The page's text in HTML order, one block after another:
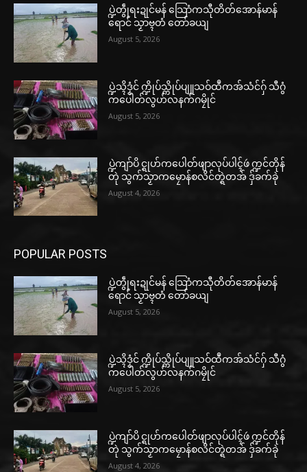
ပ္ဍဲတွဵုရးဍုင်မန် သြောံကသီုတိတ်အောန်မာန်
ရောင် သၟာဗ္ၚတံ တော်ခယျ
August 5, 2026
ပ္ဍဲသ္ၚိဒၟံင် က္ဍိုပ်သ္ကိုပ်ပျူသဝ်ထဳကအ်သံင်ဂှ် သီဂွံ
ကပေါတ်လွဟ်လနက်ဂမၠိုင်
August 5, 2026
ပ္ဍဲကျာ်ပိ င္ရုဟ်ကပေါတ်ဖျာလုပ်ပါၚ်ဖဴ က္ဍင်တိုန်
တုဲ သွက်သၟာကမၠောန်စလိင်တ္ရဲတအ် ဒှ်ခက်ခုဲ
August 4, 2026
POPULAR POSTS
ပ္ဍဲတွဵုရးဍုင်မန် သြောံကသီုတိတ်အောန်မာန်
ရောင် သၟာဗ္ၚတံ တော်ခယျ
August 5, 2026
ပ္ဍဲသ္ၚိဒၟံင် က္ဍိုပ်သ္ကိုပ်ပျူသဝ်ထဳကအ်သံင်ဂှ် သီဂွံ
ကပေါတ်လွဟ်လနက်ဂမၠိုင်
August 5, 2026
ပ္ဍဲကျာ်ပိ င္ရုဟ်ကပေါတ်ဖျာလုပ်ပါၚ်ဖဴ က္ဍင်တိုန်
တုဲ သွက်သၟာကမၠောန်စလိင်တ္ရဲတအ် ဒှ်ခက်ခုဲ
August 4, 2026